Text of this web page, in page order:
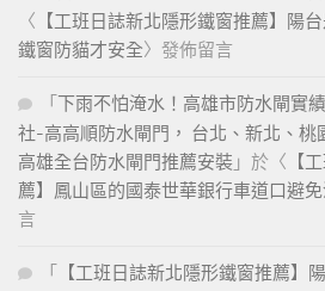
〈 【工班日誌新北隱形鐵窗推薦】陽
鐵窗防貓才安全〉發佈留言
「
下雨不怕淹水！高雄市防水閘實
社-高高順防水閘門， 台北、新北、桃
高雄全台防水閘門推薦安裝 」於〈 【
薦】鳳山區的國泰世華銀行車道口避
言
「
【工班日誌新北隱形鐵窗推薦】